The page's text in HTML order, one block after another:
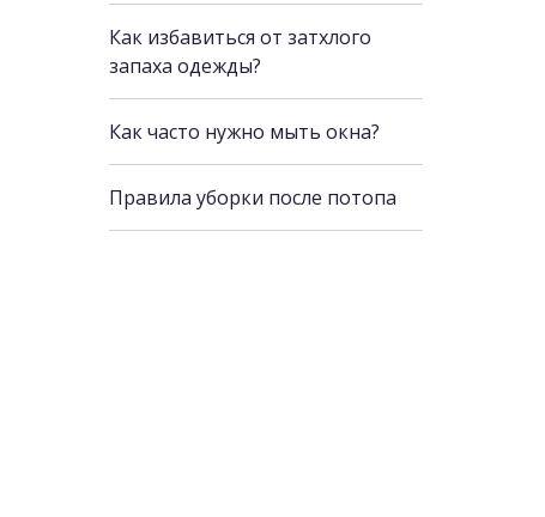
Как избавиться от затхлого
запаха одежды?
Как часто нужно мыть окна?
Правила уборки после потопа